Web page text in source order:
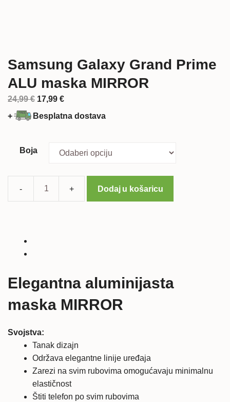
Samsung Galaxy Grand Prime
ALU maska MIRROR
24,99€ Izvorna
cijena
24,99 €.
17,99 €Trenutna
cijena
+ Besplatna dostava
Boja
Samsung
količina
Dodaj u košaricu
Elegantna aluminijasta
maska MIRROR
Svojstva:
Tanak dizajn
Održava elegantne linije uređaja
Zarezi na svim rubovima omogućavaju minimalnu
elastičnost
Štiti telefon po svim rubovima